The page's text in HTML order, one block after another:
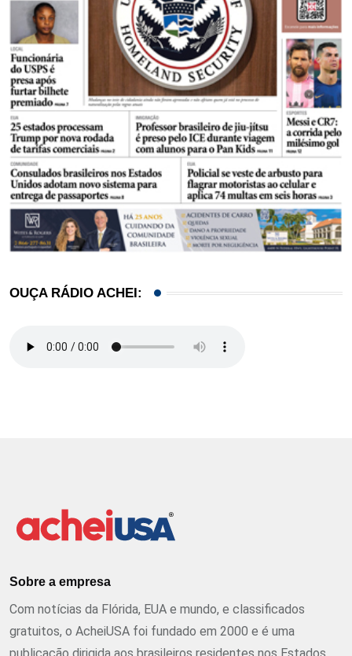
OUÇA RÁDIO ACHEI:
Sobre a empresa
Com notícias da Flórida, EUA e mundo, e classificados
gratuitos, o AcheiUSA foi fundado em 2000 e é uma